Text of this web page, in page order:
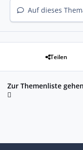
Auf dieses
Teilen
Zur Themenliste gehen